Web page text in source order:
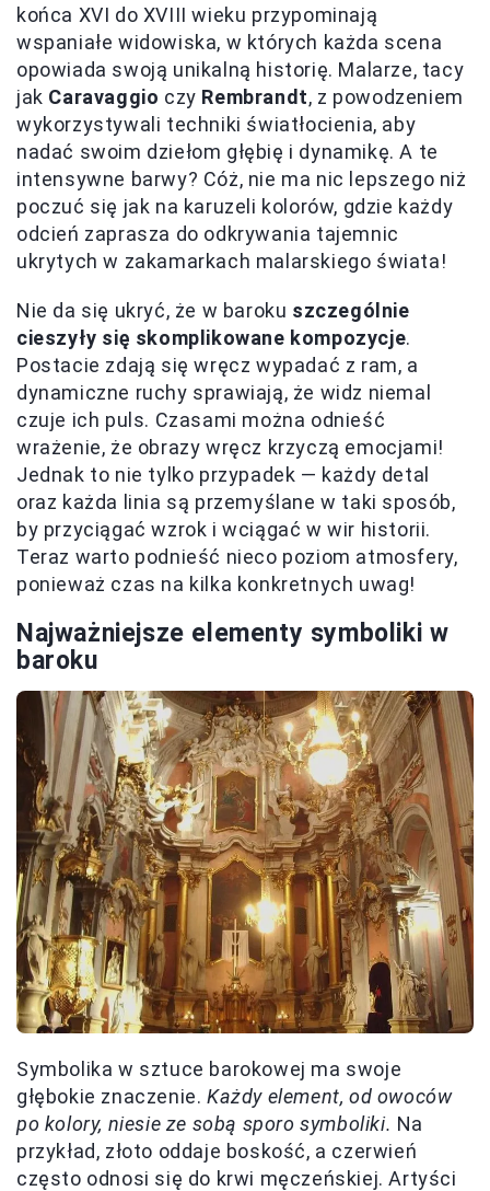
końca XVI do XVIII wieku przypominają
wspaniałe widowiska, w których każda scena
opowiada swoją unikalną historię. Malarze, tacy
jak Caravaggio czy Rembrandt, z powodzeniem
wykorzystywali techniki światłocienia, aby
nadać swoim dziełom głębię i dynamikę. A te
intensywne barwy? Cóż, nie ma nic lepszego niż
poczuć się jak na karuzeli kolorów, gdzie każdy
odcień zaprasza do odkrywania tajemnic
ukrytych w zakamarkach malarskiego świata!
Nie da się ukryć, że w baroku szczególnie
cieszyły się skomplikowane kompozycje.
Postacie zdają się wręcz wypadać z ram, a
dynamiczne ruchy sprawiają, że widz niemal
czuje ich puls. Czasami można odnieść
wrażenie, że obrazy wręcz krzyczą emocjami!
Jednak to nie tylko przypadek — każdy detal
oraz każda linia są przemyślane w taki sposób,
by przyciągać wzrok i wciągać w wir historii.
Teraz warto podnieść nieco poziom atmosfery,
ponieważ czas na kilka konkretnych uwag!
Najważniejsze elementy symboliki w
baroku
Symbolika w sztuce barokowej ma swoje
głębokie znaczenie.Każdy element, od owoców
po kolory, niesie ze sobą sporo symboliki. Na
przykład, złoto oddaje boskość, a czerwień
często odnosi się do krwi męczeńskiej. Artyści